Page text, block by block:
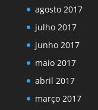
agosto 2017
julho 2017
junho 2017
maio 2017
abril 2017
março 2017